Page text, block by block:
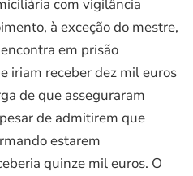
com vigilância
à exceção do mestre,
em prisão
iriam receber dez mil euros
de que asseguraram
de admitirem que
estarem
quinze mil euros. O